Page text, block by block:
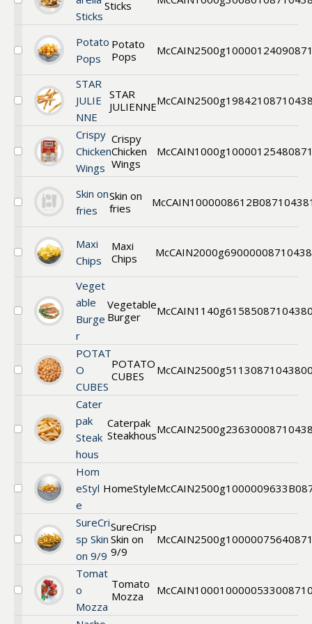
Välj
Battered
Mozzarella
Sticks
Sticks
Sticks
Välj
Pops
Potato
Pops
Potato
Pops
McCAIN2500g1000012409
Välj
Julienne
STAR
JULIE
NNE
STAR
JULIENNEMcCAIN2500g198421
Välj
Chicken
Crispy
Chicken
Wings
Crispy
Chicken
Wings
McCAIN1000g1000012548
Välj
on
Skin on
fries
Skin on
fries
McCAIN1000008612B
Välj
Chips
Maxi
Chips
Maxi
Chips
McCAIN2000g690000
Välj
Veget
able
Burge
r
Vegetable
Burger
McCAIN1140g61585
Välj
POTATO
POTAT
O
CUBES
POTATO
CUBES
McCAIN2500g5113
Välj
10x18
mm
Cater
pak
Steak
hous
Caterpak
SteakhousMcCAIN2500g236300
Välj
HomeStyle
Hom
eStyl
e
HomeStyleMcCAIN2500g1000009633B
Välj
Skin
9/9
SureCri
sp Skin
on 9/9
SureCrisp
Skin on
9/9
McCAIN2500g1000007564
Välj
Mozzarella
Tomat
o
Mozza
Tomato
Mozza
McCAIN10001000005330